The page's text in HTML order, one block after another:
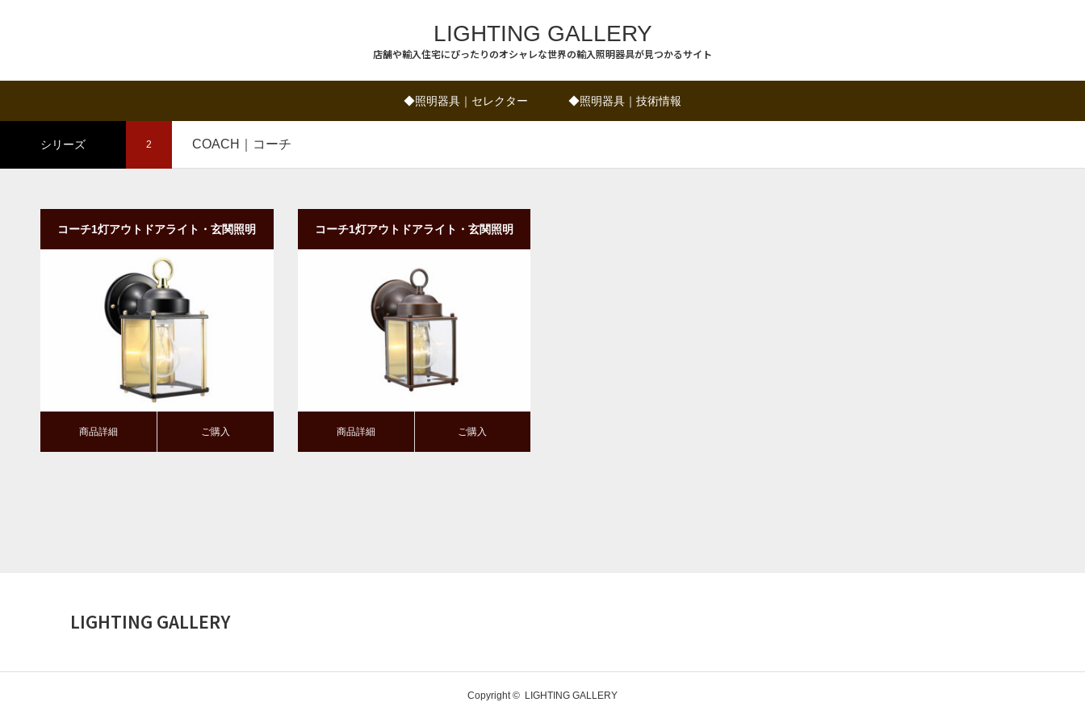
LIGHTING GALLERY
店舗や輸入住宅にぴったりのオシャレな世界の輸入照明器具が見つかるサイト
◆照明器具｜セレクター ◆照明器具｜技術情報
シリーズ 2 COACH｜コーチ
コーチ1灯アウトドアライト・玄関照明
｜壁付けタイプ・ダウン型｜BK
ご購入
商品詳細 ご購入
コーチ1灯アウトドアライト・玄関照明
｜壁付けタイプ・ダウン型｜ORB
商品詳細 ご購入
LIGHTING GALLERY
Copyright © LIGHTING GALLERY